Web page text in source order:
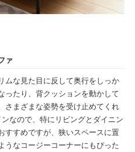
ァ
ムな見た目に反して奥行をしっか
ったり、背クッションを動かして
さまざまな姿勢を受け止めてくれ
なので、特にリビングとダイニン
すすめですが、狭いスペースに置
うなコージーコーナーにもぴった